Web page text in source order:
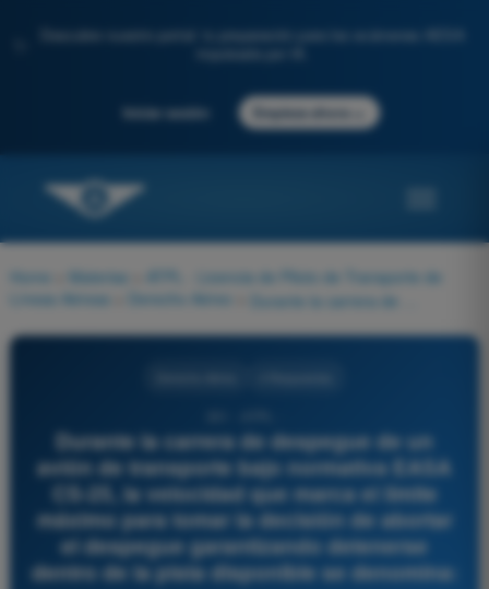
Descubre nuestro portal: tu preparación para los exámenes AESA
Iniciar sesión Empieza ahora
Home Materias
ATPL - Licencia de Piloto de Transporte de
Líneas Aéreas
Derecho Aéreo
Durante la carrera de despegue de un
avión de transporte bajo normativa EASA
CS-25, la velocidad que marca el límite
máximo para tomar la decisión de abortar
el despegue garantizando detenerse
dentro de la pista disponible se denomina: